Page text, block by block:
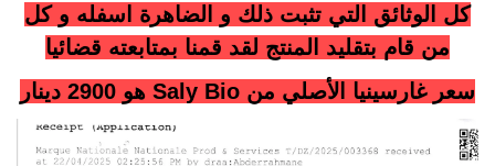
كل الوثائق التي تثبت ذلك و الضاهرة اسفله و كل
من قام بتقليد المنتج لقد قمنا بمتابعته قضائيا
سعر غارسينيا الأصلي من Saly Bio هو 2900 دينار